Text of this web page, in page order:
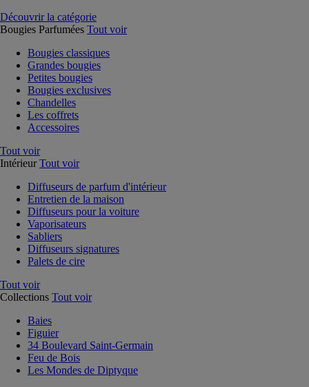
Découvrir la catégorie
Bougies Parfumées Tout voir
Bougies classiques
Grandes bougies
Petites bougies
Bougies exclusives
Chandelles
Les coffrets
Accessoires
Tout voir
Intérieur Tout voir
Diffuseurs de parfum d'intérieur
Entretien de la maison
Diffuseurs pour la voiture
Vaporisateurs
Sabliers
Diffuseurs signatures
Palets de cire
Tout voir
Collections Tout voir
Baies
Figuier
34 Boulevard Saint-Germain
Feu de Bois
Les Mondes de Diptyque